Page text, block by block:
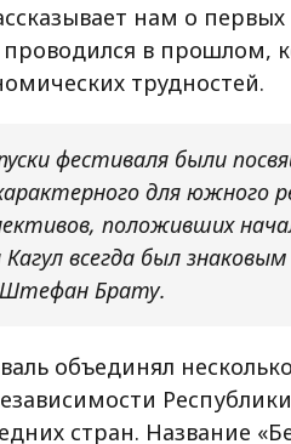
нам о первых
в прошлом,
трудностей.
фестиваля были
для южного
положивших
Кагул всегда был
Брату.
объединял
стран. Название